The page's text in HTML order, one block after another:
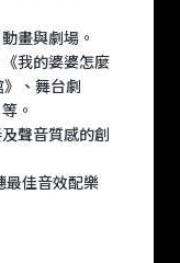
畫與劇場。
我的婆婆怎麼
、舞台劇
。
聲音質感的創
最佳音效配樂